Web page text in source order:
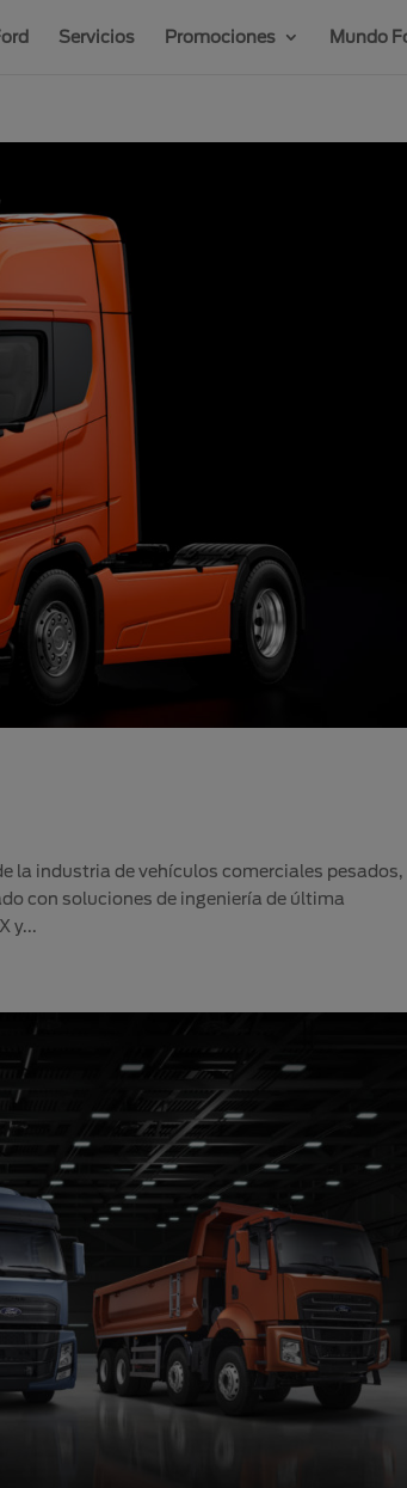
Servicios Promociones Mundo
la industria de vehículos comerciales pesados,
con soluciones de ingeniería de última
y...